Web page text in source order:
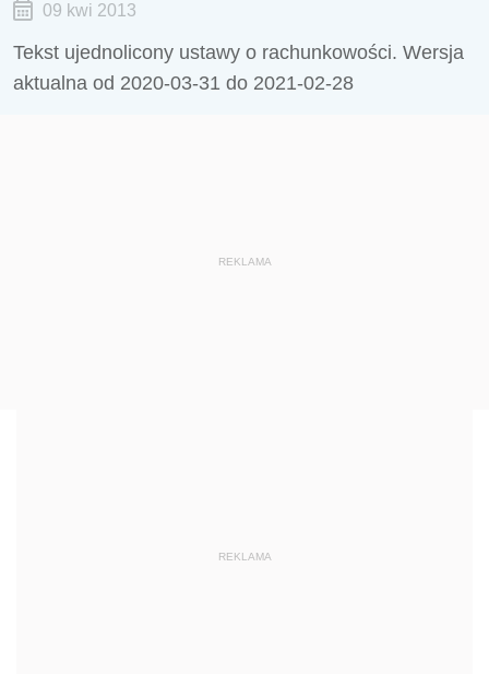
09 kwi 2013
Tekst ujednolicony ustawy o rachunkowości. Wersja
aktualna od 2020-03-31 do 2021-02-28
REKLAMA
REKLAMA